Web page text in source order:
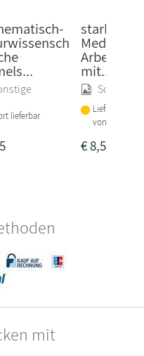
lieferbar
mit...
Sonstige
Lieferbar
von 1-2
€8,50
mit